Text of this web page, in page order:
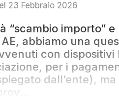
23 Febbraio 2026
“scambio importo”
abbiamo una
con dispositivi
per i
dall’ente),